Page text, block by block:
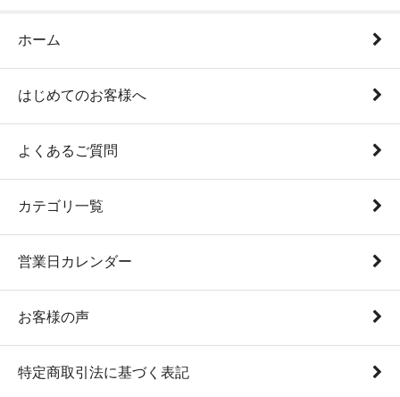
ホーム
はじめてのお客様へ
よくあるご質問
カテゴリ一覧
営業日カレンダー
お客様の声
特定商取引法に基づく表記